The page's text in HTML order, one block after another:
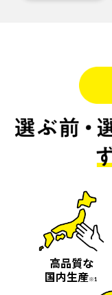
高品質な
国内生産※1